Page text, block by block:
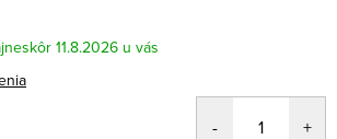
11.8.2026